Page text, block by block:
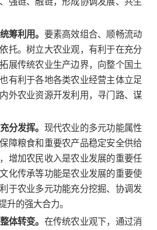
筹利用。 要素高效组合、顺畅流动
托。树立大农业观，有利于在充分
展传统农业生产边界，向整个国土
有利于各地各类农业经营主体立足
外农业资源开发利用，寻门路、谋
分发挥。 现代农业的多元功能属性
障粮食和重要农产品稳定安全供给
增加农民收入是农业发展的重要任
化传承等功能是农业发展的重要使
于农业多元功能充分挖掘、协调发
升的强大合力。
体转变。 在传统农业观下，通过消